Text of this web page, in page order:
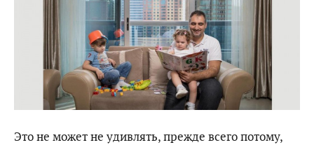
Это не может не удивлять, прежде всего потому,